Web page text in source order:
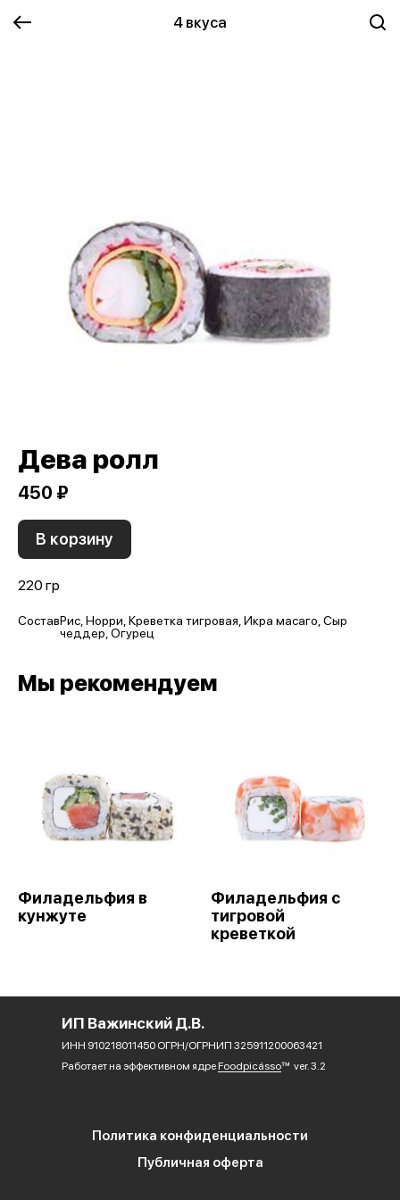
4 вкуса
Дева ролл
450 ₽
В корзину
220 гр
СоставРис, Норри, Креветка тигровая, Икра масаго, Сыр
чеддер, Огурец
Мы рекомендуем
Филадельфия в
кунжуте
Филадельфия с
тигровой
креветкой
ИП Важинский Д.В.
ИНН 910218011450 ОГРН/ОГРНИП 325911200063421
Работает на эффективном ядре Foodpicássover. 3.2
Политика конфиденциальности
Публичная оферта